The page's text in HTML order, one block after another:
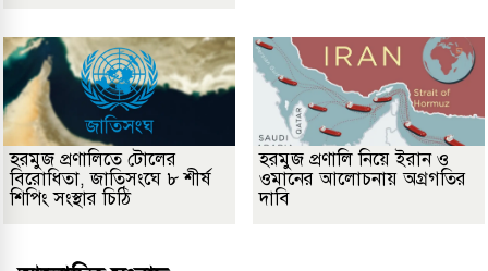
হরমুজ প্রণালিতে টোলের
বিরোধিতা, জাতিসংঘে ৮ শীর্ষ
শিপিং সংস্থার চিঠি
হরমুজ প্রণালি নিয়ে ইরান ও
ওমানের আলোচনায় অগ্রগতির
দাবি